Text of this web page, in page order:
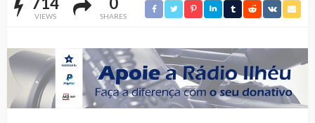
VIEWS SHARES